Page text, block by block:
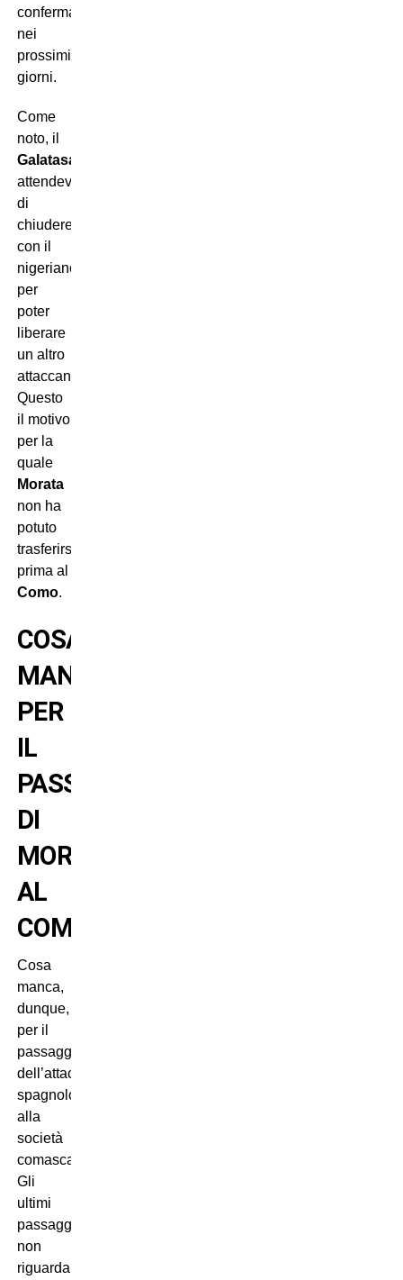
conferma
nei
prossimi
giorni.
Come
noto, il
Galatasaray
attendeva
di
chiudere
con il
nigeriano
per
poter
liberare
un altro
attaccante.
Questo
il motivo
per la
quale
Morata
non ha
potuto
trasferirsi
prima al
Como.
COSA
MANCA
PER
IL
PASSAGGIO
DI
MORATA
AL
COMO
Cosa
manca,
dunque,
per il
passaggio
dell’attaccante
spagnolo
alla
società
comasca?
Gli
ultimi
passaggi
non
riguardano